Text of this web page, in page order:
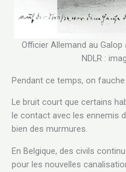
Officier Allemand au Galop
NDLR :
Pendant ce temps, on fauche
Le bruit court que certains
le contact avec les ennemis
bien des murmures.
En Belgique, des civils
pour les nouvelles